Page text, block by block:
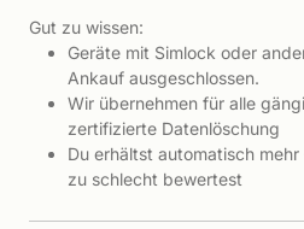
Gut zu wissen:
Geräte mit Simlock oder
Ankauf ausgeschlossen.
Wir übernehmen für alle
zertifizierte Datenlöschung
Du erhältst automatisch
zu schlecht bewertest